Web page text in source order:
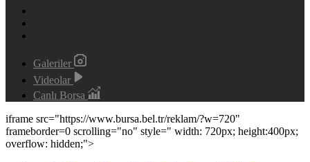
Galeriler
Videolar
Canlı Borsa
iframe src="https://www.bursa.bel.tr/reklam/?w=720"
frameborder=0 scrolling="no" style=" width: 720px; height:400px;
overflow: hidden;">